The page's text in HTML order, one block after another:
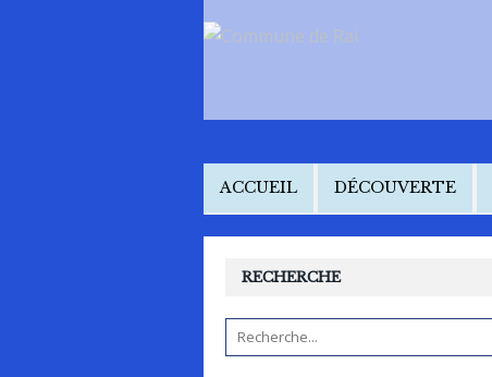
ACCUEIL DÉCOUVERTE
RECHERCHE